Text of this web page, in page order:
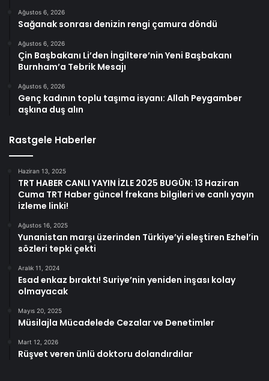
Ağustos 6, 2026
Sağanak sonrası denizin rengi çamura döndü
Ağustos 6, 2026
Çin Başbakanı Li’den İngiltere’nin Yeni Başbakanı
Burnham’a Tebrik Mesajı
Ağustos 6, 2026
Genç kadının toplu taşıma isyanı: Allah Peygamber
aşkına duş alın
Rastgele Haberler
Haziran 13, 2025
TRT HABER CANLI YAYIN İZLE 2025 BUGÜN: 13 Haziran
Cuma TRT Haber güncel frekans bilgileri ve canlı yayın
izleme linki!
Ağustos 16, 2025
Yunanistan marşı üzerinden Türkiye’yi eleştiren Ezhel’in
sözleri tepki çekti
Aralık 11, 2024
Esad enkaz bıraktı! Suriye’nin yeniden inşası kolay
olmayacak
Mayıs 20, 2025
Müsilajla Mücadelede Cezalar ve Denetimler
Mart 12, 2026
Rüşvet veren ünlü doktoru dolandırdılar